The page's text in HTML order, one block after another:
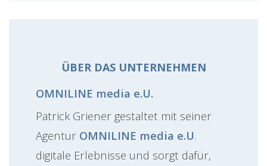
ÜBER DAS UNTERNEHMEN
OMNILINE media e.U.
Patrick Griener gestaltet mit seiner
Agentur OMNILINE media e.U.
digitale Erlebnisse und sorgt dafür,